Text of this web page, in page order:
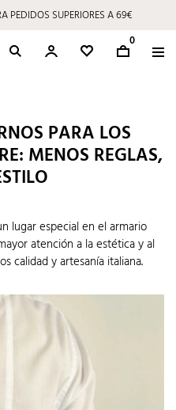
PEDIDOS SUPERIORES A 69€
0
PARA LOS
MENOS REGLAS,
lugar especial en el armario
atención a la estética y al
calidad y artesanía italiana.